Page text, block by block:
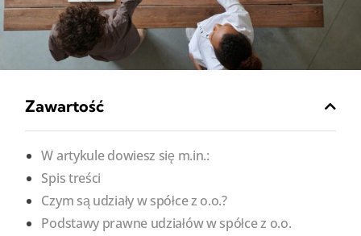
Zawartość
W artykule dowiesz się m.in.:
Spis treści
Czym są udziały w spółce z o.o.?
Podstawy prawne udziałów w spółce z o.o.